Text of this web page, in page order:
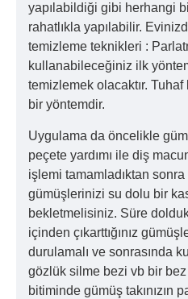
yapılabildiği gibi herhangi
rahatlıkla yapılabilir.
temizleme teknikleri :
kullanabileceğiniz ilk
temizlemek olacaktır.
bir yöntemdir.
Uygulama da öncelikle
peçete yardımı ile diş
işlemi tamamladıktan
gümüşlerinizi su dolu bir
bekletmelisiniz. Süre
içinden çıkarttığınız
durulamalı ve sonrasında
gözlük silme bezi vb bir
bitiminde gümüş takınızın